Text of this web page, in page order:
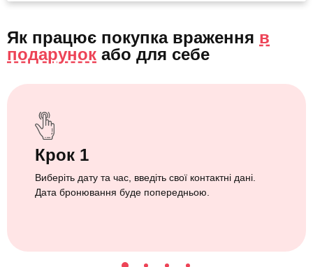
Як працює покупка враження в
подарунок або для себе
Крок 1
Виберіть дату та час, введіть свої контактні дані.
Дата бронювання буде попередньою.